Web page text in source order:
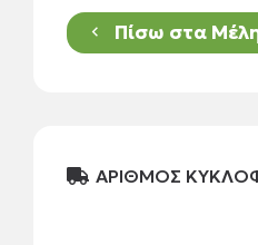
keyboard_arrow_left Πίσω στα
ΑΡΙΘΜΟΣ